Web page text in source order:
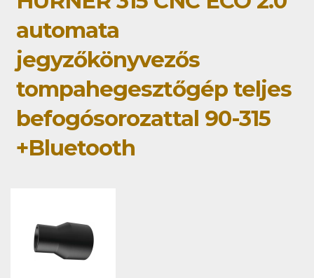
automata
jegyzőkönyvezős
tompahegesztőgép teljes
befogósorozattal 90-315
+Bluetooth